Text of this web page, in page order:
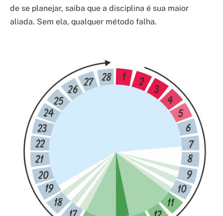
de se planejar, saiba que a disciplina é sua maior
aliada. Sem ela, qualquer método falha.